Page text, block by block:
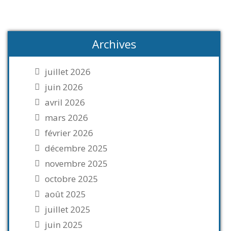
Archives
juillet 2026
juin 2026
avril 2026
mars 2026
février 2026
décembre 2025
novembre 2025
octobre 2025
août 2025
juillet 2025
juin 2025